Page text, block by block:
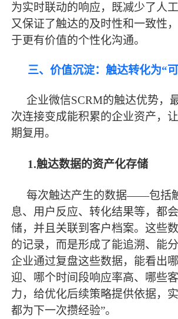
为实时联动的响应，既减少了人工
又保证了触达的及时性和一致性
于更有价值的个性化沟通。
三、价值沉淀：触达转化为“
企业微信SCRM的触达优势，
次连接变成能积累的企业资产，
期复用。
1.触达数据的资产化存储
每次触达产生的数据——包括
息、用户反应、转化结果等，都
储，并且关联到客户档案。这些
的记录，而是形成了能追溯、能分
企业通过复盘这些数据，能看出
迎、哪个时间段响应率高、哪些
力，给优化后续策略提供依据，
都为下一次攒经验”。